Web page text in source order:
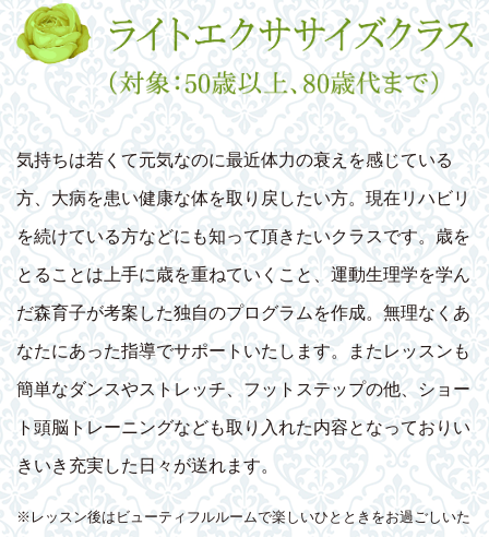
気持ちは若くて元気なのに最近体力の衰えを感じている
方、大病を患い健康な体を取り戻したい方。現在リハビリ
を続けている方などにも知って頂きたいクラスです。歳を
とることは上手に歳を重ねていくこと、運動生理学を学ん
だ森育子が考案した独自のプログラムを作成。無理なくあ
なたにあった指導でサポートいたします。またレッスンも
簡単なダンスやストレッチ、フットステップの他、ショー
ト頭脳トレーニングなども取り入れた内容となっておりい
きいき充実した日々が送れます。
※レッスン後はビューティフルルームで楽しいひとときをお過ごしいた